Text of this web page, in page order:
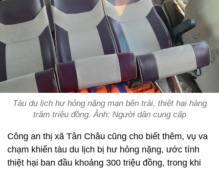
Tàu du lịch hư hỏng nặng mạn bên trái, thiệt hại hàng
trăm triệu đồng. Ảnh: Người dân cung cấp
Công an thị xã Tân Châu cũng cho biết thêm, vụ va
chạm khiến tàu du lịch bị hư hỏng nặng, ước tính
thiệt hại ban đầu khoảng 300 triệu đồng, trong khi